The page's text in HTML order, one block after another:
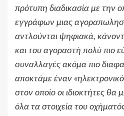
πρότυπη διαδικασία με την
εγγράφων μιας
αντλούνται ψηφιακά,
και του αγοραστή πολύ πιο
συναλλαγές ακόμα πιο
αποκτάμε έναν
στον οποίο οι ιδιοκτήτες
όλα τα στοιχεία του